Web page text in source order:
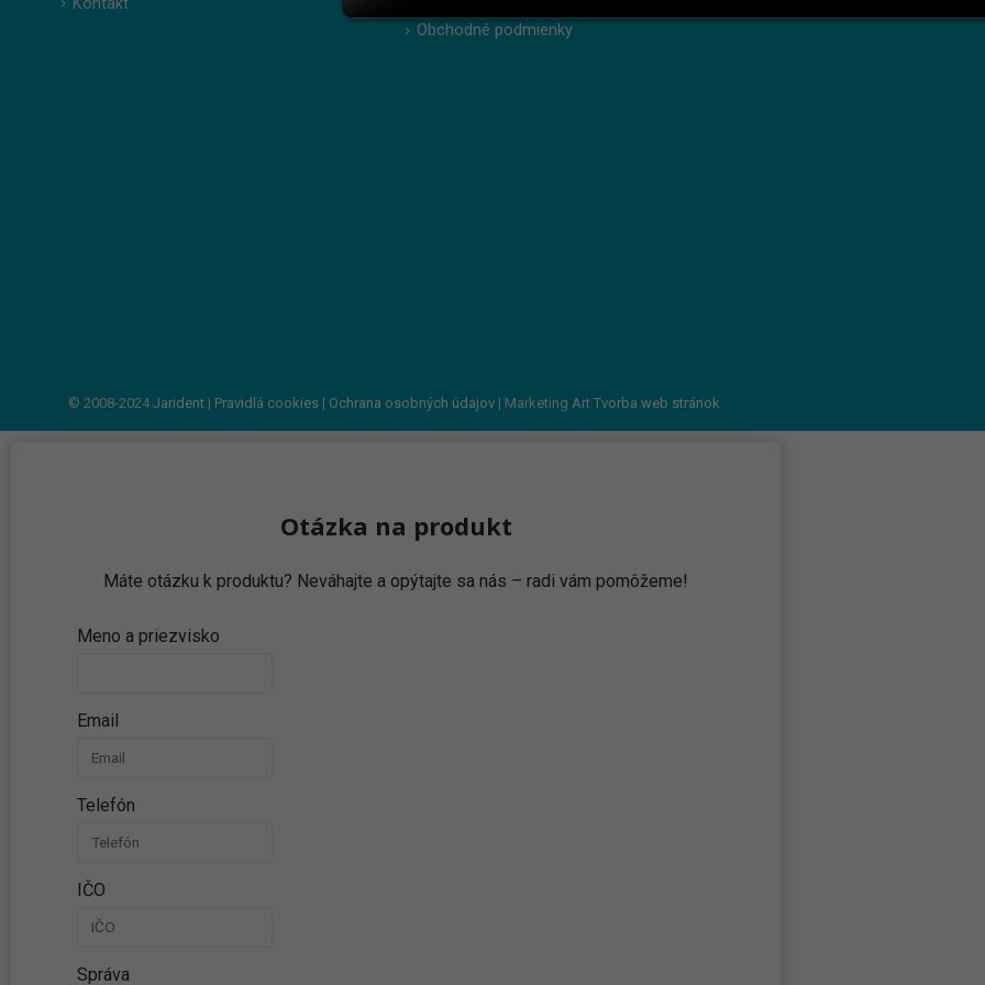
Obchodné podmienky
© 2008-2024Jarident | Pravidlá cookies | Ochrana osobných údajov | Marketing Art Tvorba web stránok
Otázka na produkt
Máte otázku k produktu? Neváhajte a opýtajte sa nás – radi vám pomôžeme!
Meno a priezvisko
Email
Telefón
IČO
Správa